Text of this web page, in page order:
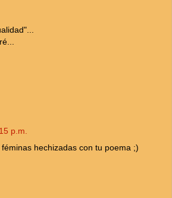
p.m.
hechizadas con tu poema ;)